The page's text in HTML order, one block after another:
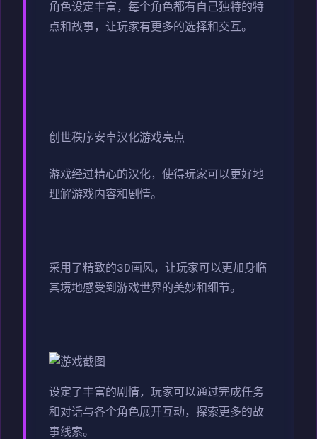
角色设定丰富，每个角色都有自己独特的特
点和故事，让玩家有更多的选择和交互。
创世秩序安卓汉化游戏亮点
游戏经过精心的汉化，使得玩家可以更好地
理解游戏内容和剧情。
采用了精致的3D画风，让玩家可以更加身临
其境地感受到游戏世界的美妙和细节。
设定了丰富的剧情，玩家可以通过完成任务
和对话与各个角色展开互动，探索更多的故
事线索。